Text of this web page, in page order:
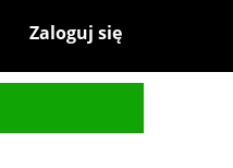
Zaloguj się